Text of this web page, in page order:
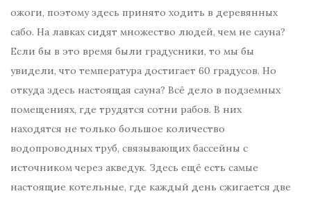
ожоги, поэтому здесь принято ходить в деревянных
сабо. На лавках сидят множество людей, чем не сауна?
Если бы в это время были градусники, то мы бы
увидели, что температура достигает 60 градусов. Но
откуда здесь настоящая сауна? Всё дело в подземных
помещениях, где трудятся сотни рабов. В них
находятся не только большое количество
водопроводных труб, связывающих бассейны с
источником через акведук. Здесь ещё есть самые
настоящие котельные, где каждый день сжигается две